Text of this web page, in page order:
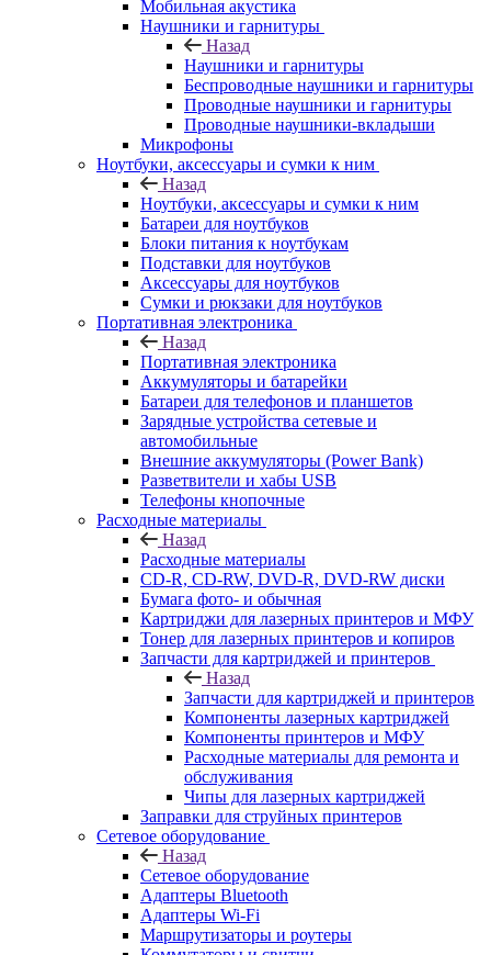
Мобильная акустика
Наушники и гарнитуры
Назад
Наушники и гарнитуры
Беспроводные наушники и гарнитуры
Проводные наушники и гарнитуры
Проводные наушники-вкладыши
Микрофоны
Ноутбуки, аксессуары и сумки к ним
Назад
Ноутбуки, аксессуары и сумки к ним
Батареи для ноутбуков
Блоки питания к ноутбукам
Подставки для ноутбуков
Аксессуары для ноутбуков
Сумки и рюкзаки для ноутбуков
Портативная электроника
Назад
Портативная электроника
Аккумуляторы и батарейки
Батареи для телефонов и планшетов
Зарядные устройства сетевые и
автомобильные
Внешние аккумуляторы (Power Bank)
Разветвители и хабы USB
Телефоны кнопочные
Расходные материалы
Назад
Расходные материалы
CD-R, CD-RW, DVD-R, DVD-RW диски
Бумага фото- и обычная
Картриджи для лазерных принтеров и МФУ
Тонер для лазерных принтеров и копиров
Запчасти для картриджей и принтеров
Назад
Запчасти для картриджей и принтеров
Компоненты лазерных картриджей
Компоненты принтеров и МФУ
Расходные материалы для ремонта и
обслуживания
Чипы для лазерных картриджей
Заправки для струйных принтеров
Сетевое оборудование
Назад
Сетевое оборудование
Адаптеры Bluetooth
Адаптеры Wi-Fi
Маршрутизаторы и роутеры